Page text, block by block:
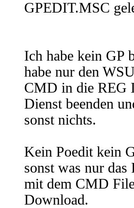
GPEDIT.MSC
Ich habe kein GP
habe nur den
CMD in die REG
Dienst beenden
sonst nichts.
Kein Poedit kein
sonst was nur das
mit dem CMD
Download.